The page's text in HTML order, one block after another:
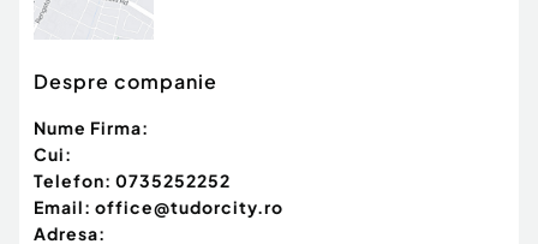
Comision cumpărător:
Despre companie
Nume Firma:
Cui:
Telefon: 0735252252
Email: office@tudorcity.ro
Adresa: